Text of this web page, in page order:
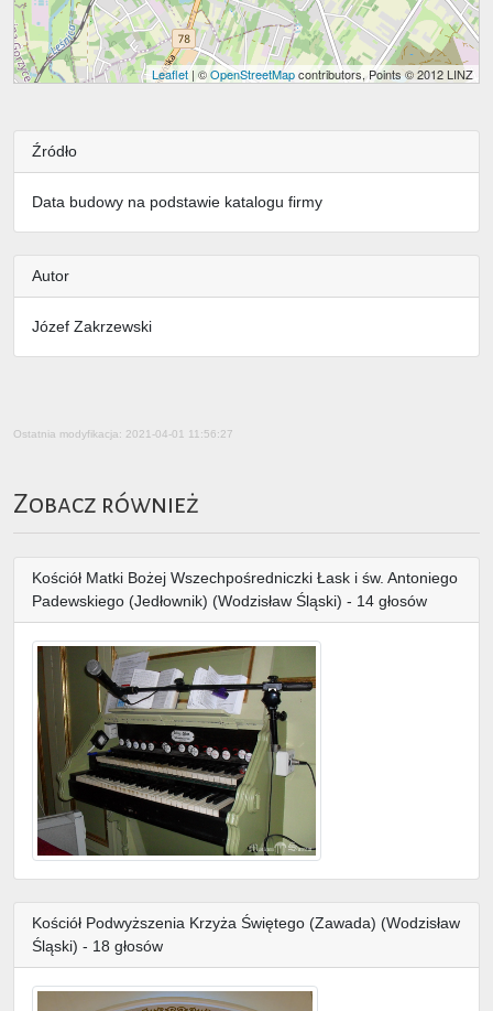
Leaflet| ©OpenStreetMapcontributors, Points © 2012 LINZ
Źródło
Data budowy na podstawie katalogu firmy
Autor
Józef Zakrzewski
Ostatnia modyfikacja: 2021-04-01 11:56:27
Zobacz również
Kościół Matki Bożej Wszechpośredniczki Łask i św. Antoniego
Padewskiego (Jedłownik) (Wodzisław Śląski) - 14 głosów
Kościół Podwyższenia Krzyża Świętego (Zawada) (Wodzisław
Śląski) - 18 głosów